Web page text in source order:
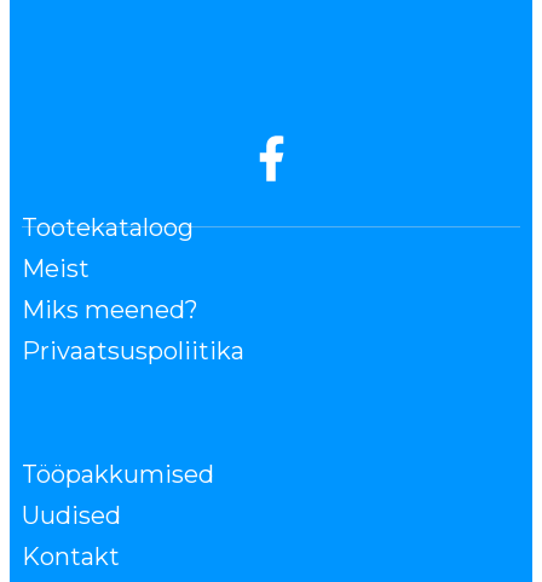
Tootekataloog
Meist
Miks meened?
Privaatsuspoliitika
Tööpakkumised
Uudised
Kontakt